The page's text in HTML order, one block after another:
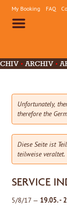
My Booking FAQ
ARCHIV
Unfortunately,
therefore the
Diese Seite ist
teilweise veraltet.
SERVICE
5/8/17 — 19.05. -